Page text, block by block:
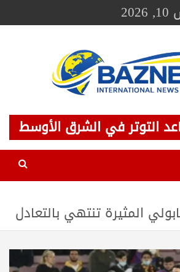
التوتر في الشرق الأوسط
المثيرة تنتهي بالتعادل